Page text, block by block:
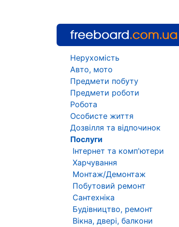
Нерухомість
Авто, мото
Предмети побуту
Предмети роботи
Робота
Особисте життя
Дозвілля та відпочинок
Послуги
Інтернет та комп'ютери
Харчування
Монтаж/Демонтаж
Побутовий ремонт
Сантехніка
Будівництво, ремонт
Вікна, двері, балкони